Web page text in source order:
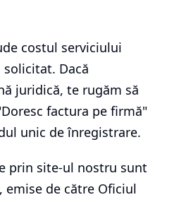
costul serviciului
Dacă
juridică, te rugăm să
factura pe firmă"
unic de înregistrare.
prin site-ul nostru sunt
de către Oficiul